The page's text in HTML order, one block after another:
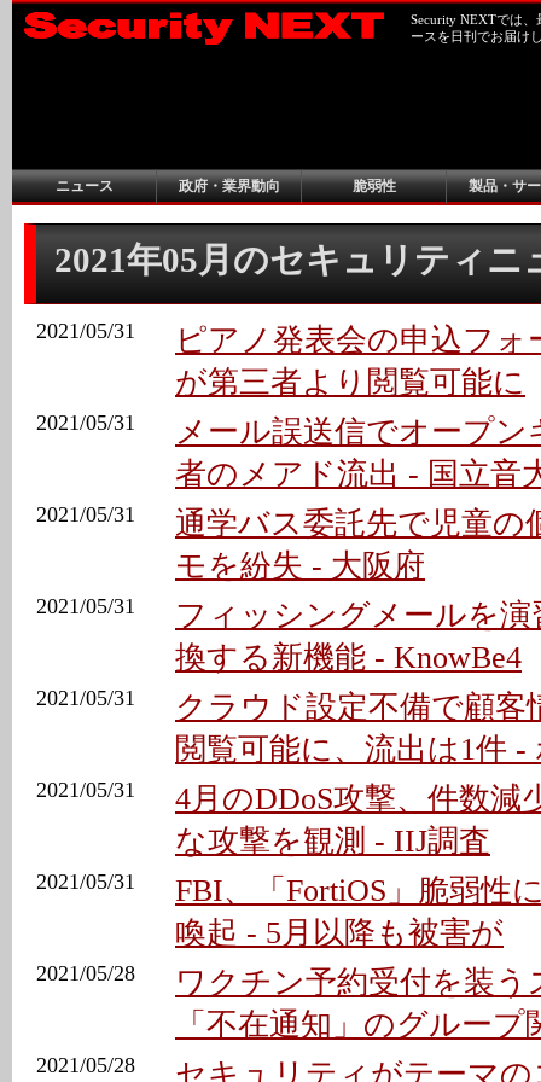
Security NEXTでは
ースを日刊でお届け
ニュース 政府・業界動向 脆弱性 製品・サ
2021年05月のセキュリティニ
2021/05/31
ピアノ発表会の申込フォ
が第三者より閲覧可能に
2021/05/31
メール誤送信でオープ
者のメアド流出 - 国立音
2021/05/31
通学バス委託先で児童の
モを紛失 - 大阪府
2021/05/31
フィッシングメールを
換する新機能 - KnowBe4
2021/05/31
クラウド設定不備で顧客
閲覧可能に、流出は1件 -
2021/05/31
4月のDDoS攻撃、件数減
な攻撃を観測 - IIJ調査
2021/05/31
FBI、「FortiOS」脆弱性
喚起 - 5月以降も被害が
2021/05/28
ワクチン予約受付を装
「不在通知」のグループ
2021/05/28 セキュリティがテーマ